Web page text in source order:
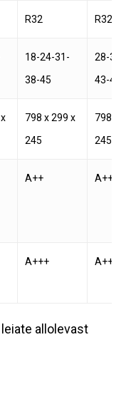
R32 R32
18-24-31-
38-45
28-33-
43-48
798 x 299 x
245
798 x
245
A++ A++
A+++ A++
allolevast